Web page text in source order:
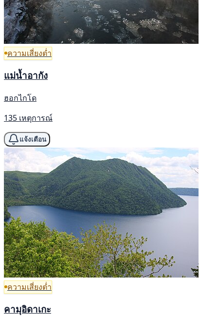
ความเสี่ยงต่ำ
แม่น้ำอากัง
ฮอกไกโด
135 เหตุการณ์
แจ้งเตือน
ความเสี่ยงต่ำ
คามุอิดาเกะ